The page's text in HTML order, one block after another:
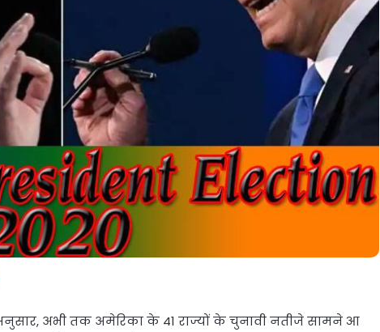
अभी तक अमेरिका के 41 राज्यों के चुनावी नतीजे सामने आ